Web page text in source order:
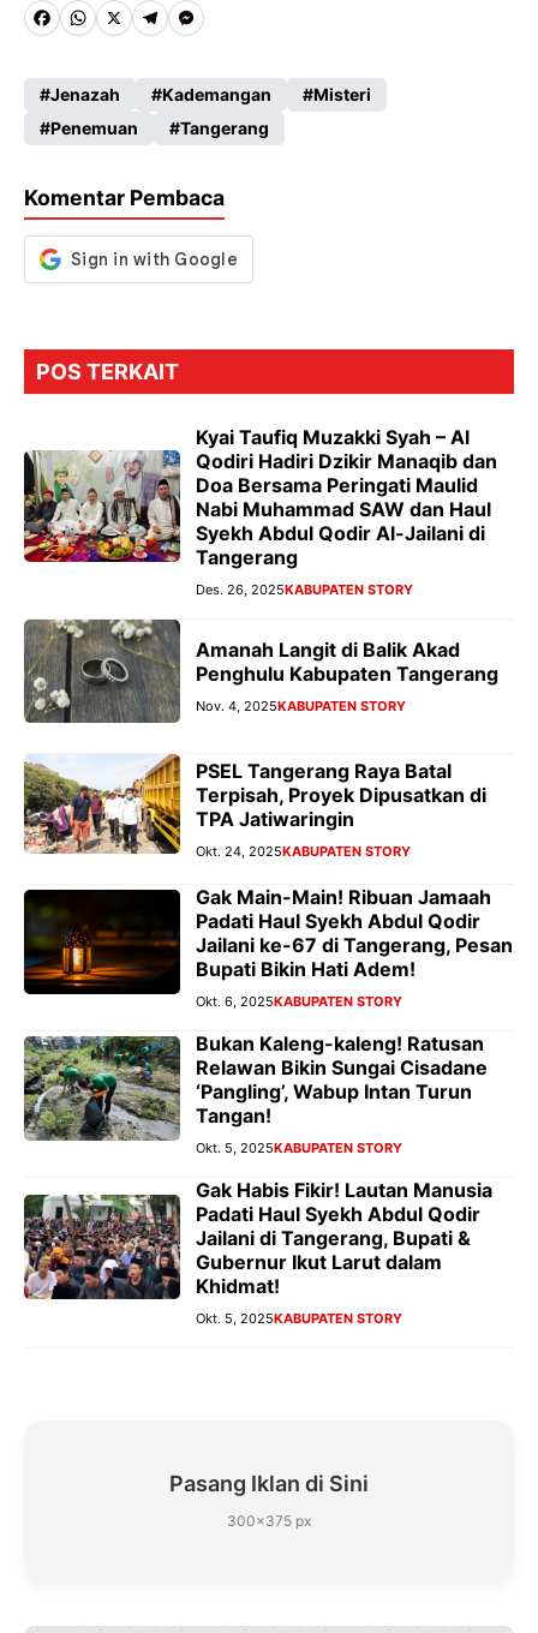
Fa
b
o
k
W
ts
A
p
X
Te
gr
a
M
se
n
er
Jenazah Kademangan
Misteri
Penemuan
Tangerang
Komentar Pembaca
POS TERKAIT
Kyai Taufiq Muzakki Syah – Al
Qodiri Hadiri Dzikir Manaqib dan
Doa Bersama Peringati Maulid
Nabi Muhammad SAW dan Haul
Syekh Abdul Qodir Al-Jailani di
Tangerang
Des. 26, 2025KABUPATEN STORY
Amanah Langit di Balik Akad
Penghulu Kabupaten Tangerang
Nov. 4, 2025KABUPATEN STORY
PSEL Tangerang Raya Batal
Terpisah, Proyek Dipusatkan di
TPA Jatiwaringin
Okt. 24, 2025KABUPATEN STORY
Gak Main-Main! Ribuan Jamaah
Padati Haul Syekh Abdul Qodir
Jailani ke-67 di Tangerang, Pesan
Bupati Bikin Hati Adem!
Okt. 6, 2025KABUPATEN STORY
Bukan Kaleng-kaleng! Ratusan
Relawan Bikin Sungai Cisadane
‘Pangling’, Wabup Intan Turun
Tangan!
Okt. 5, 2025KABUPATEN STORY
Gak Habis Fikir! Lautan Manusia
Padati Haul Syekh Abdul Qodir
Jailani di Tangerang, Bupati &
Gubernur Ikut Larut dalam
Khidmat!
Okt. 5, 2025KABUPATEN STORY
Pasang Iklan di Sini
300×375 px